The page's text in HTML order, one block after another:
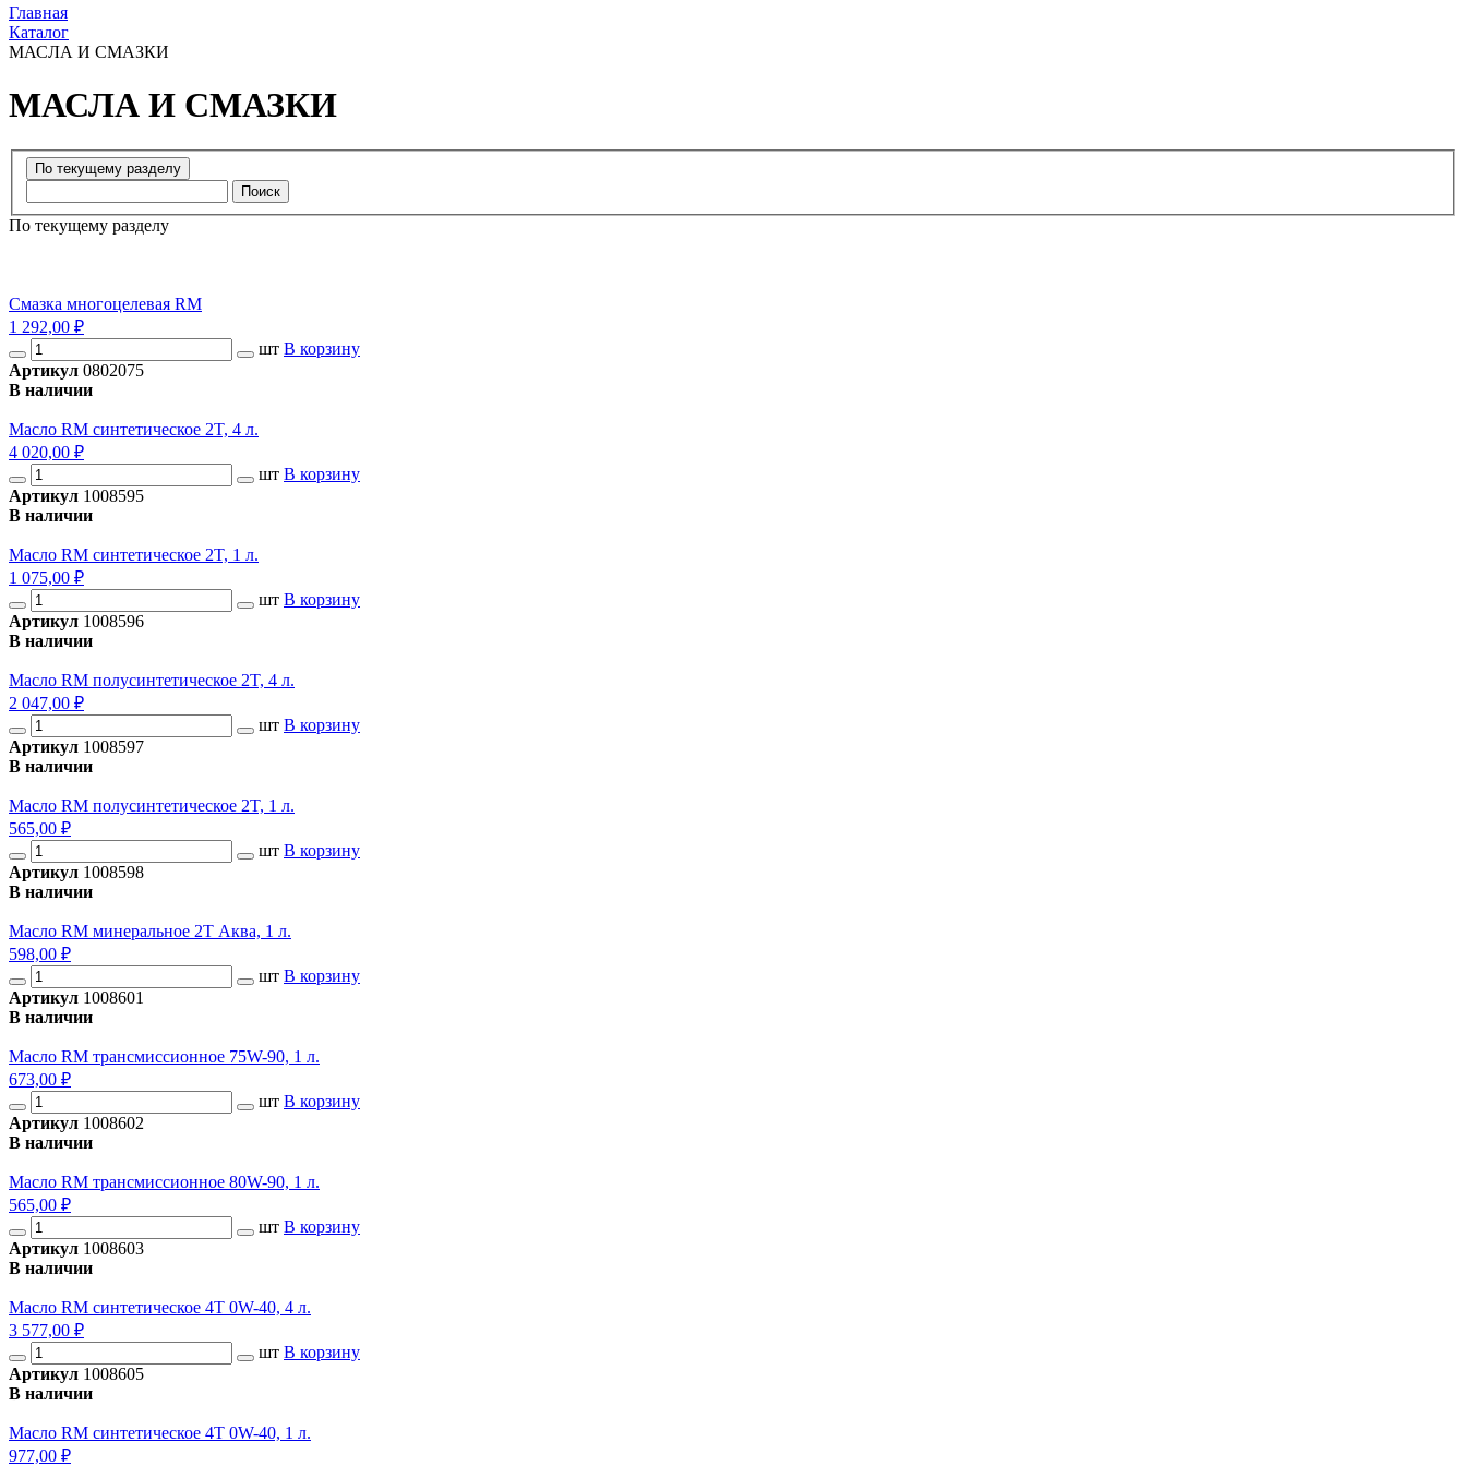
Главная
Каталог
МАСЛА И СМАЗКИ
МАСЛА И СМАЗКИ
Поиск
По текущему разделу
Смазка многоцелевая RM
1 292,00 ₽
шт В корзину
Артикул 0802075
В наличии
Масло RM синтетическое 2T, 4 л.
4 020,00 ₽
шт В корзину
Артикул 1008595
В наличии
Масло RM синтетическое 2T, 1 л.
1 075,00 ₽
шт В корзину
Артикул 1008596
В наличии
Масло RM полусинтетическое 2T, 4 л.
2 047,00 ₽
шт В корзину
Артикул 1008597
В наличии
Масло RM полусинтетическое 2T, 1 л.
565,00 ₽
шт В корзину
Артикул 1008598
В наличии
Масло RM минеральное 2T Аква, 1 л.
598,00 ₽
шт В корзину
Артикул 1008601
В наличии
Масло RM трансмиссионное 75W-90, 1 л.
673,00 ₽
шт В корзину
Артикул 1008602
В наличии
Масло RM трансмиссионное 80W-90, 1 л.
565,00 ₽
шт В корзину
Артикул 1008603
В наличии
Масло RM синтетическое 4T 0W-40, 4 л.
3 577,00 ₽
шт В корзину
Артикул 1008605
В наличии
Масло RM синтетическое 4T 0W-40, 1 л.
977,00 ₽